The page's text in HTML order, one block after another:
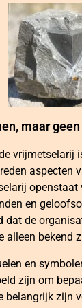
maar
vrijmetselarij
aspecten
en
dat de
alleen bekend
en
zijn om
belangrijk zijn